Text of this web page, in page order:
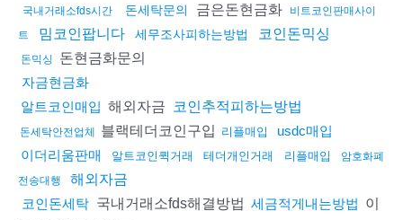
국내거래소fds시간 돈세탁문의 금은돈현금화
비트코인판매사이
트
밈코인팝니다 세무조사피하는방법 코인돈믹싱
돈믹싱 돈현금화문의
자금현금화
알트코인매입 해외자금 코인추적피하는방법
돈세탁안전업체 블랙테더코인구입 리플매입
usdc매입
이더리움판매
알트코인퀵거래 테더개인거래 리플매입
암호화폐
전송대행
해외자금
코인돈세탁 국내거래소fds해결방법 세금적게내는방법 이